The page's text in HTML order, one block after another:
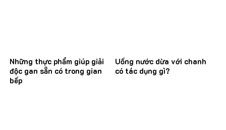
Những thực phẩm giúp giải
độc gan sẵn có trong gian
bếp
Uống nước dừa với chanh
có tác dụng gì?